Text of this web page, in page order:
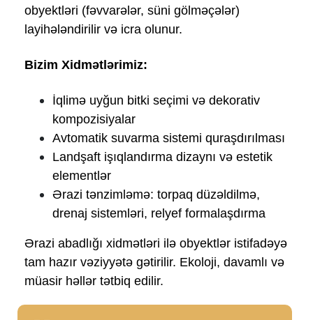
obyektləri (fəvvarələr, süni gölməçələr)
layihələndirilir və icra olunur.
Bizim Xidmətlərimiz:
İqlimə uyğun bitki seçimi və dekorativ
kompozisiyalar
Avtomatik suvarma sistemi quraşdırılması
Landşaft işıqlandırma dizaynı və estetik
elementlər
Ərazi tənzimləmə: torpaq düzəldilmə,
drenaj sistemləri, relyef formalaşdırma
Ərazi abadlığı xidmətləri ilə obyektlər istifadəyə
tam hazır vəziyyətə gətirilir. Ekoloji, davamlı və
müasir həllər tətbiq edilir.